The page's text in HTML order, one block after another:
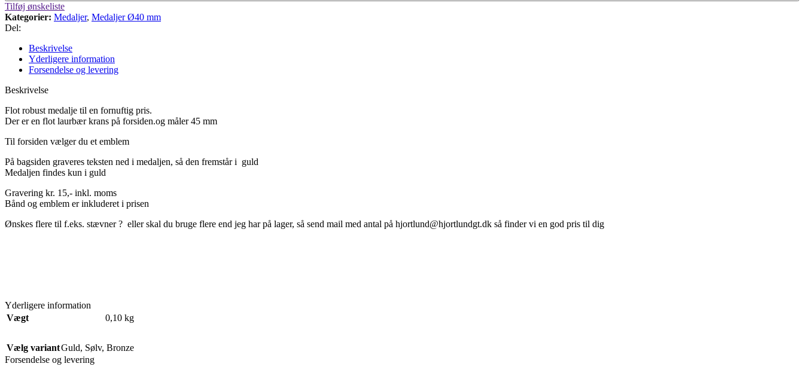
Tilføj ønskeliste
Kategorier: Medaljer, Medaljer Ø40 mm
Del:
Beskrivelse
Yderligere information
Forsendelse og levering
Beskrivelse
Flot robust medalje til en fornuftig pris.
Der er en flot laurbær krans på forsiden.og måler 45 mm
Til forsiden vælger du et emblem
På bagsiden graveres teksten ned i medaljen, så den fremstår i guld
Medaljen findes kun i guld
Gravering kr. 15,- inkl. moms
Bånd og emblem er inkluderet i prisen
Ønskes flere til f.eks. stævner ? eller skal du bruge flere end jeg har på lager, så send mail med antal på hjortlund@hjortlundgt.dk så finder vi en god pris til dig
Yderligere information
Vægt
0,10 kg
Vælg variantGuld, Sølv, Bronze
Forsendelse og levering